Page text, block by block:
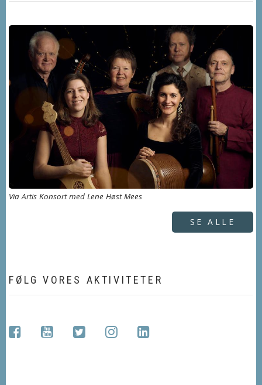
Via Artis Konsort med Lene Høst Mees
SE ALLE
FØLG VORES AKTIVITETER
facebookyoutubetwitterinstagramlinkedin